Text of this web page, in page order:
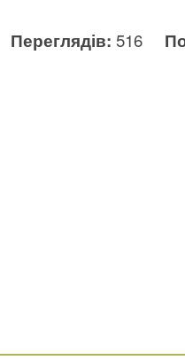
Переглядів: 516